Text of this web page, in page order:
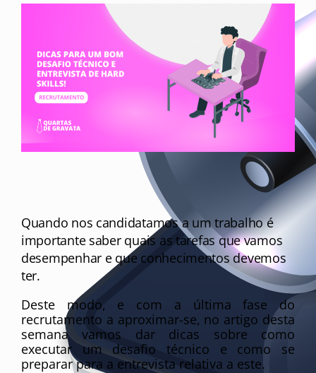
Quando nos candidatamos a um trabalho é
importante saber quais as tarefas que vamos
desempenhar e que conhecimentos devemos
ter.
Deste modo, e com a última fase do
recrutamento a aproximar-se, no artigo desta
semana vamos dar dicas sobre como
executar um desafio técnico e como se
preparar para a entrevista relativa a este.